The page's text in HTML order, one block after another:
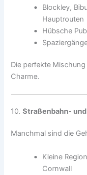
Blockley,
Hauptrouten
Hübsche
Die perfekte
Charme.
10.Straßenbahn-
Manchmal sind die
Kleine
Cornwall